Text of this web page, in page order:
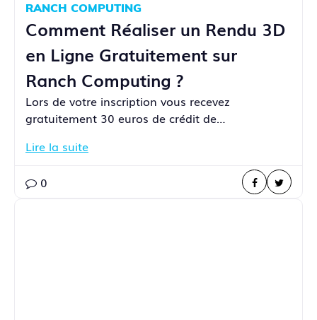
RANCH COMPUTING
Comment Réaliser un Rendu 3D
en Ligne Gratuitement sur
Ranch Computing ?
Lors de votre inscription vous recevez
gratuitement 30 euros de crédit de…
Lire la suite
0